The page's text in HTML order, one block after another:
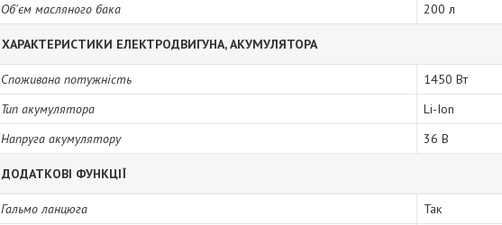
Об'єм масляного бака 200 л
ХАРАКТЕРИСТИКИ ЕЛЕКТРОДВИГУНА, АКУМУЛЯТОРА
Споживана потужність
1450 Вт
Тип акумулятора
Li-Ion
Напруга акумулятору
36 В
ДОДАТКОВІ ФУНКЦІЇ
Гальмо ланцюга
Так